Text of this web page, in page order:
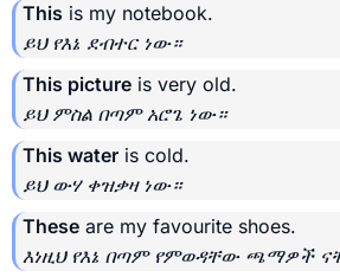
This is my notebook.
ይህ የእኔ ደብተር ነው።
This picture is very old.
ይህ ምስል በጣም አሮጌ ነው።
This water is cold.
ይህ ውሃ ቀዝቃዛ ነው።
These are my favourite shoes.
እነዚህ የእኔ በጣም የምወዳቸው ጫማዎች